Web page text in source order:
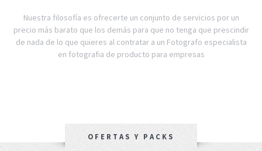
Nuestra filosofía es ofrecerte un conjunto de servicios por un
precio más barato que los demás para que no tenga que prescindir
de nada de lo que quieres al contratar a un Fotografo especialista
en fotografia de producto para empresas
OFERTAS Y PACKS